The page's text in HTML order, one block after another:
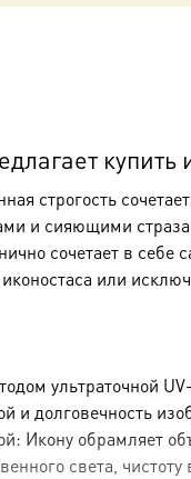
купить
строгость
и сияющими
сочетает в
или
ультраточной
и долговечность
Икону обрамляет
света,